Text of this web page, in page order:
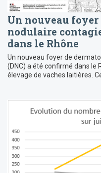
Un nouveau foyer
nodulaire
dans le Rhône
Un nouveau foyer de
(DNC) a été confirmé dans le
élevage de vaches laitières.